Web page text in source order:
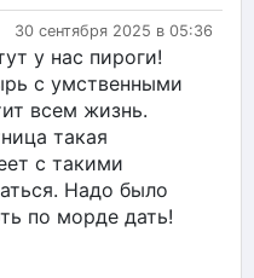
30 сентября 2025 в 05:36
у нас пироги!
с умственными
всем жизнь.
такая
с такими
Надо было
по морде дать!